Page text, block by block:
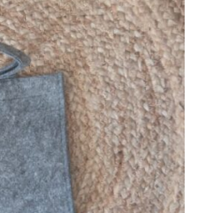
Toevoegen
aan
wenslijst